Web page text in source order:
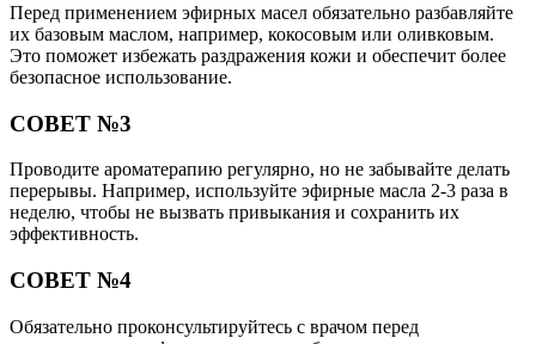
Перед применением эфирных масел обязательно разбавляйте
их базовым маслом, например, кокосовым или оливковым.
Это поможет избежать раздражения кожи и обеспечит более
безопасное использование.
СОВЕТ №3
Проводите ароматерапию регулярно, но не забывайте делать
перерывы. Например, используйте эфирные масла 2-3 раза в
неделю, чтобы не вызвать привыкания и сохранить их
эффективность.
СОВЕТ №4
Обязательно проконсультируйтесь с врачом перед